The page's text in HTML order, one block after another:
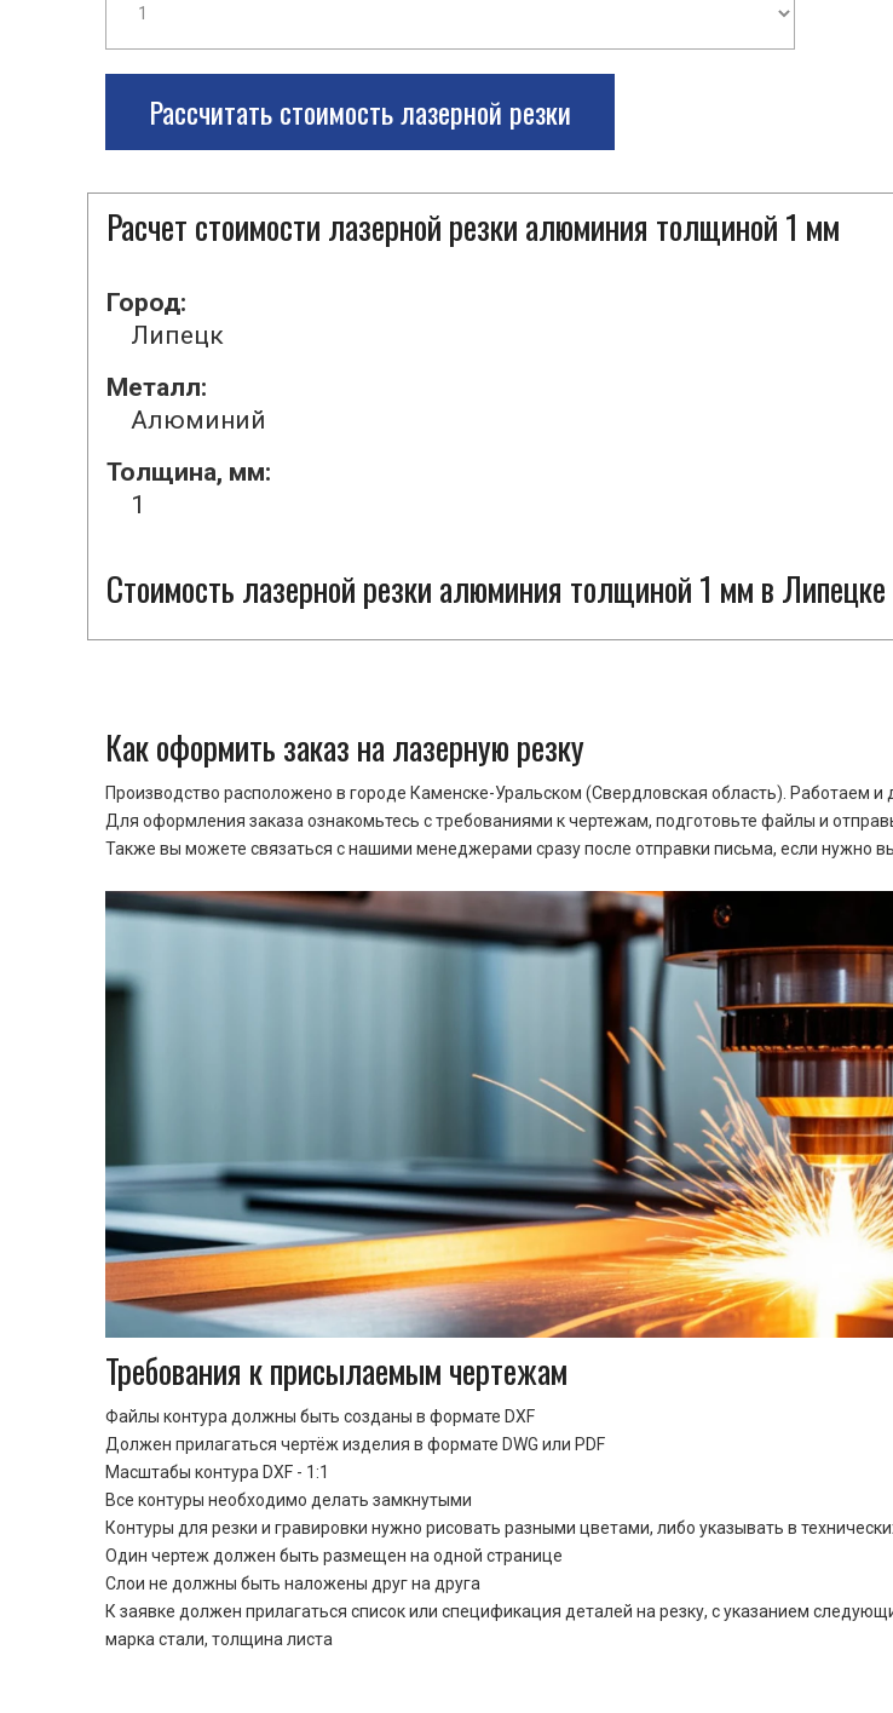
Рассчитать стоимость лазерной резки
Расчет стоимости лазерной резки алюминия толщиной 1 мм
Город:
Липецк
Металл:
Алюминий
Толщина, мм:
1
Стоимость лазерной резки алюминия толщиной 1 мм в Липецке
Как оформить заказ на лазерную резку
Производство расположено в городе Каменске-Уральском (Свердловская область). Работаем и
Для оформления заказа ознакомьтесь с требованиями к чертежам, подготовьте файлы и
Также вы можете связаться с нашими менеджерами сразу после отправки письма, если нужно
Требования к присылаемым чертежам
Файлы контура должны быть созданы в формате DXF
Должен прилагаться чертёж изделия в формате DWG или PDF
Масштабы контура DXF - 1:1
Все контуры необходимо делать замкнутыми
Контуры для резки и гравировки нужно рисовать разными цветами, либо указывать в
Один чертеж должен быть размещен на одной странице
Cлои не должны быть наложены друг на друга
К заявке должен прилагаться список или спецификация деталей на резку, с указанием
марка стали, толщина листа